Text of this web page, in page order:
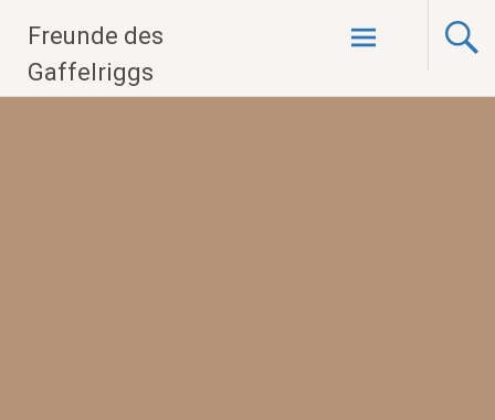
Inhalt
springen
Freunde des
Gaffelriggs